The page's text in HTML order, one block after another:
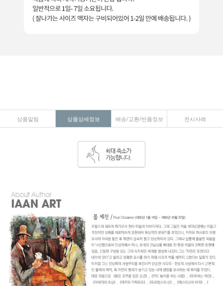
상품알림 상품상세정보 배송/교환/반품정보 전시사례